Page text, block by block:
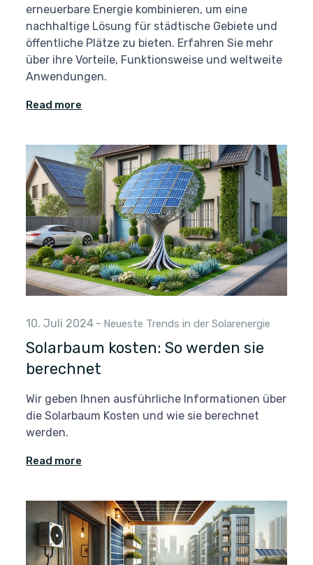
erneuerbare Energie kombinieren, um eine
nachhaltige Lösung für städtische Gebiete und
öffentliche Plätze zu bieten. Erfahren Sie mehr
über ihre Vorteile, Funktionsweise und weltweite
Anwendungen.
Read more
10. Juli 2024 - Neueste Trends in der Solarenergie
Solarbaum kosten: So werden sie
berechnet
Wir geben Ihnen ausführliche Informationen über
die Solarbaum Kosten und wie sie berechnet
werden.
Read more